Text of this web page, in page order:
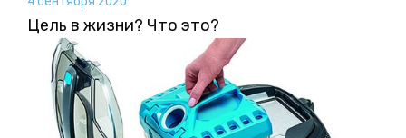
Цель в жизни? Что это?